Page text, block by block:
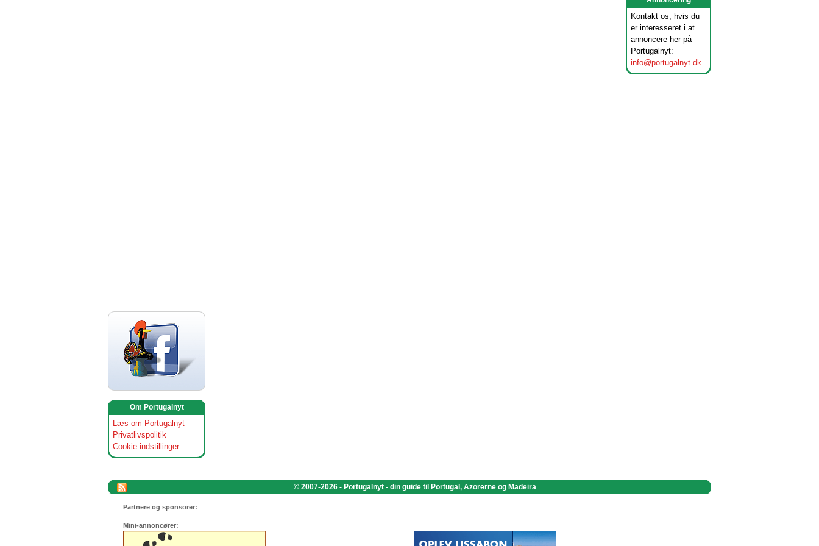
Kontakt os, hvis du
er interesseret i at
annoncere her på
Portugalnyt:
info@portugalnyt.dk
Om Portugalnyt
Læs om Portugalnyt
Privatlivspolitik
Cookie indstillinger
© 2007-2026 - Portugalnyt - din guide til Portugal, Azorerne og Madeira
Partnere og sponsorer:
Mini-annoncører: